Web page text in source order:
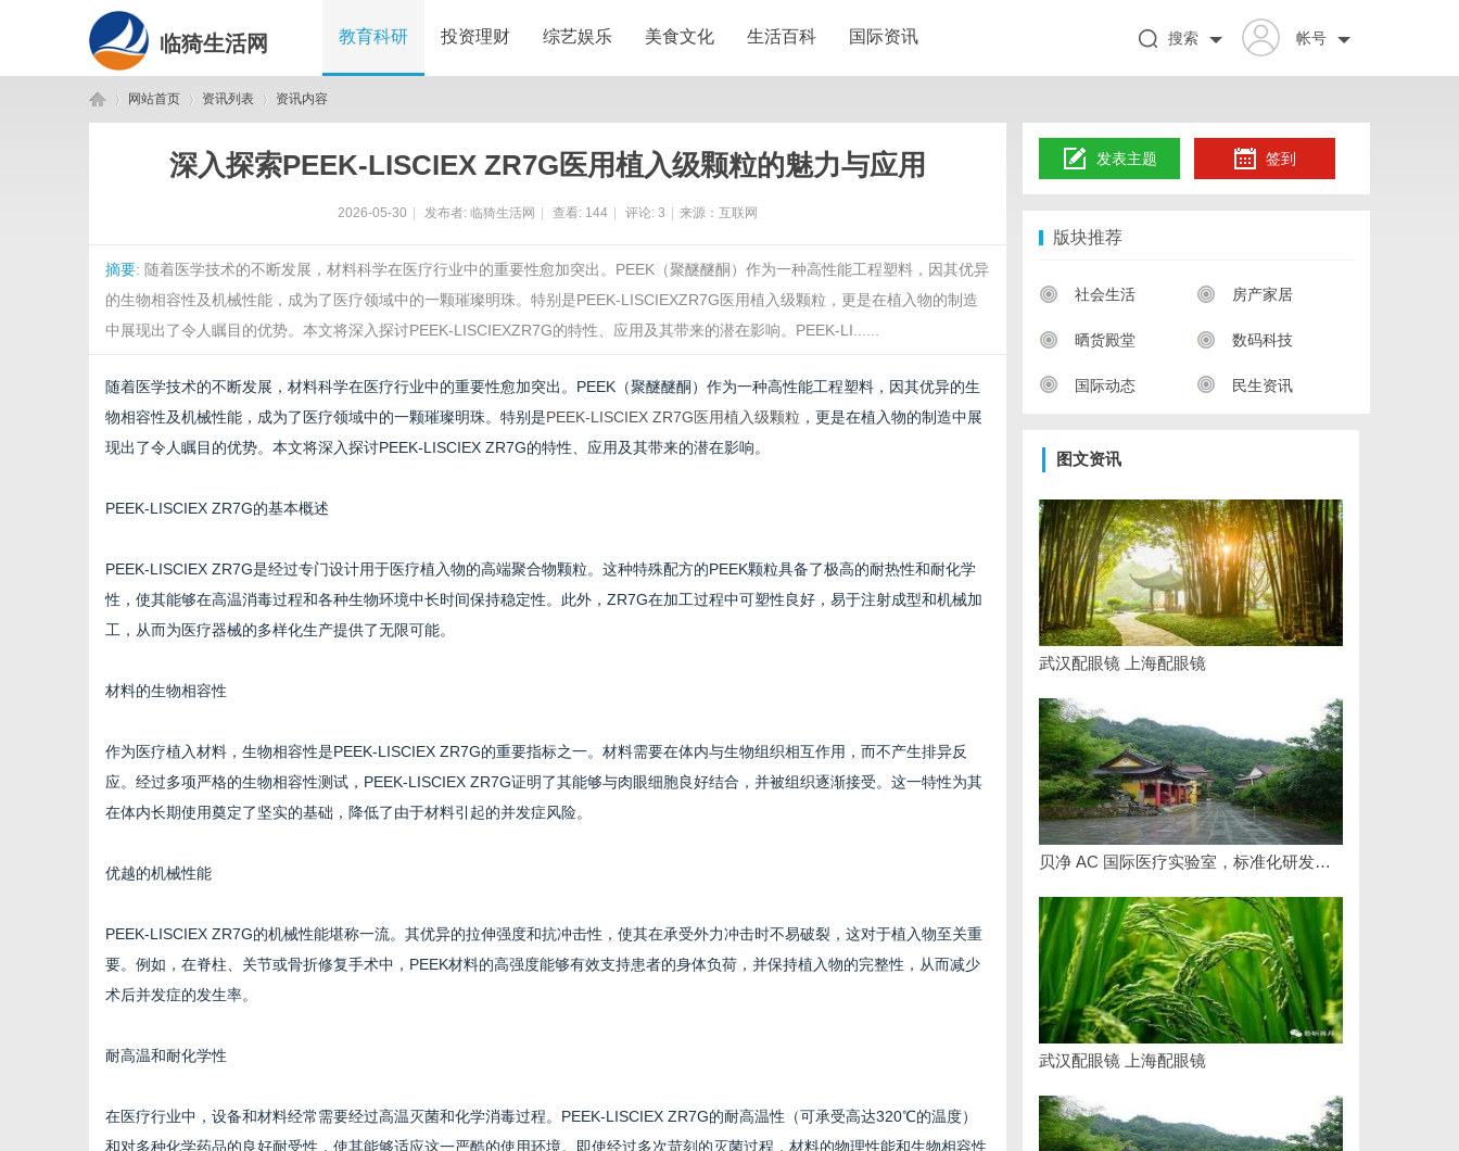
临猗生活网 教育科研 投资理财 综艺娱乐 美食文化 生活百科 国际资讯 帐号
搜索
网站首页 资讯列表 资讯内容
深入探索PEEK-LISCIEX ZR7G医用植入级颗粒的魅力与应用
2026-05-30 发布者: 临猗生活网 查看: 144 评论: 3 来源：互联网
摘要: 随着医学技术的不断发展，材料科学在医疗行业中的重要性愈加突出。PEEK（聚醚醚酮）作为一种高性能工程塑料，因其优异
的生物相容性及机械性能，成为了医疗领域中的一颗璀璨明珠。特别是PEEK-LISCIEXZR7G医用植入级颗粒，更是在植入物的制造
中展现出了令人瞩目的优势。本文将深入探讨PEEK-LISCIEXZR7G的特性、应用及其带来的潜在影响。PEEK-LI......
随着医学技术的不断发展，材料科学在医疗行业中的重要性愈加突出。PEEK（聚醚醚酮）作为一种高性能工程塑料，因其优异的生
物相容性及机械性能，成为了医疗领域中的一颗璀璨明珠。特别是PEEK-LISCIEX ZR7G医用植入级颗粒 ，更是在植入物的制造中展
现出了令人瞩目的优势。本文将深入探讨PEEK-LISCIEX ZR7G的特性、应用及其带来的潜在影响。
PEEK-LISCIEX ZR7G的基本概述
PEEK-LISCIEX ZR7G是经过专门设计用于医疗植入物的高端聚合物颗粒。这种特殊配方的PEEK颗粒具备了极高的耐热性和耐化学
性，使其能够在高温消毒过程和各种生物环境中长时间保持稳定性。此外，ZR7G在加工过程中可塑性良好，易于注射成型和机械加
工，从而为医疗器械的多样化生产提供了无限可能。
材料的生物相容性
作为医疗植入材料，生物相容性是PEEK-LISCIEX ZR7G的重要指标之一。材料需要在体内与生物组织相互作用，而不产生排异反
应。经过多项严格的生物相容性测试，PEEK-LISCIEX ZR7G证明了其能够与肉眼细胞良好结合，并被组织逐渐接受。这一特性为其
在体内长期使用奠定了坚实的基础，降低了由于材料引起的并发症风险。
优越的机械性能
PEEK-LISCIEX ZR7G的机械性能堪称一流。其优异的拉伸强度和抗冲击性，使其在承受外力冲击时不易破裂，这对于植入物至关重
要。例如，在脊柱、关节或骨折修复手术中，PEEK材料的高强度能够有效支持患者的身体负荷，并保持植入物的完整性，从而减少
术后并发症的发生率。
耐高温和耐化学性
在医疗行业中，设备和材料经常需要经过高温灭菌和化学消毒过程。PEEK-LISCIEX ZR7G的耐高温性（可承受高达320℃的温度）
和对多种化学药品的良好耐受性，使其能够适应这一严酷的使用环境。即使经过多次苛刻的灭菌过程，材料的物理性能和生物相容性
发表主题 签到
版块推荐
社会生活 房产家居
晒货殿堂 数码科技
国际动态 民生资讯
图文资讯
武汉配眼镜 上海配眼镜
贝净 AC 国际医疗实验室，标准化研发体系全解析
武汉配眼镜 上海配眼镜